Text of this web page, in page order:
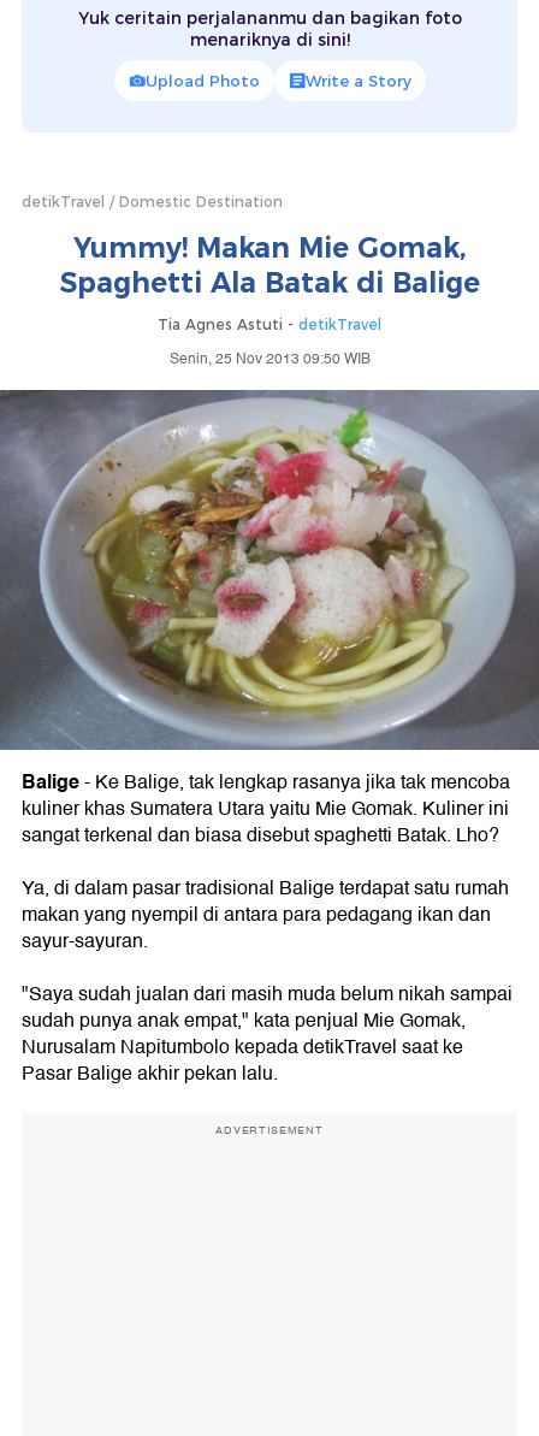
Yuk ceritain perjalananmu dan bagikan foto
menariknya di sini!
Upload Photo Write a Story
detikTravel Domestic Destination
Yummy! Makan Mie Gomak,
Spaghetti Ala Batak di Balige
Tia Agnes Astuti - detikTravel
Senin, 25 Nov 2013 09:50 WIB
Balige- Ke Balige, tak lengkap rasanya jika tak mencoba
kuliner khas Sumatera Utara yaitu Mie Gomak. Kuliner ini
sangat terkenal dan biasa disebut spaghetti Batak. Lho?
Ya, di dalam pasar tradisional Balige terdapat satu rumah
makan yang nyempil di antara para pedagang ikan dan
sayur-sayuran.
"Saya sudah jualan dari masih muda belum nikah sampai
sudah punya anak empat," kata penjual Mie Gomak,
Nurusalam Napitumbolo kepada detikTravel saat ke
Pasar Balige akhir pekan lalu.
ADVERTISEMENT